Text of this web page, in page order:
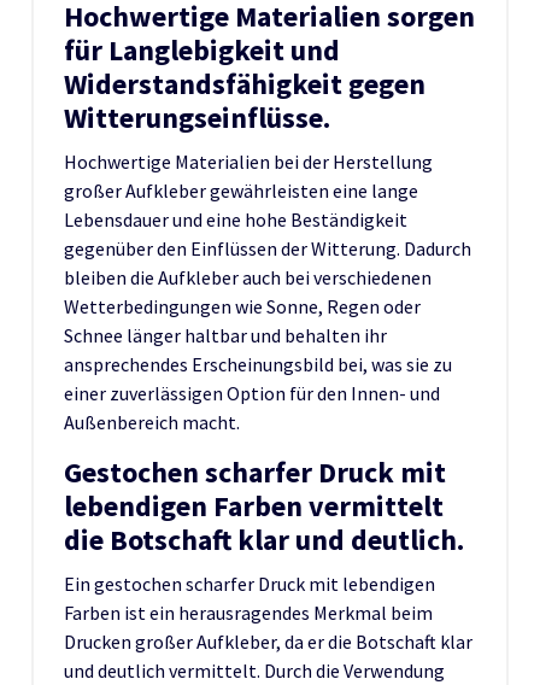
Hochwertige Materialien sorgen
für Langlebigkeit und
Widerstandsfähigkeit gegen
Witterungseinflüsse.
Hochwertige Materialien bei der Herstellung
großer Aufkleber gewährleisten eine lange
Lebensdauer und eine hohe Beständigkeit
gegenüber den Einflüssen der Witterung. Dadurch
bleiben die Aufkleber auch bei verschiedenen
Wetterbedingungen wie Sonne, Regen oder
Schnee länger haltbar und behalten ihr
ansprechendes Erscheinungsbild bei, was sie zu
einer zuverlässigen Option für den Innen- und
Außenbereich macht.
Gestochen scharfer Druck mit
lebendigen Farben vermittelt
die Botschaft klar und deutlich.
Ein gestochen scharfer Druck mit lebendigen
Farben ist ein herausragendes Merkmal beim
Drucken großer Aufkleber, da er die Botschaft klar
und deutlich vermittelt. Durch die Verwendung